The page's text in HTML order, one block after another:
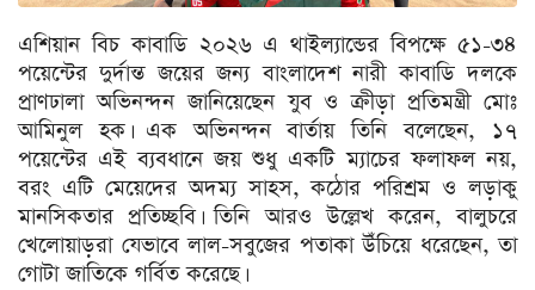
এশিয়ান বিচ কাবাডি ২০২৬ এ থাইল্যান্ডের বিপক্ষে ৫১-৩৪
পয়েন্টের দুর্দান্ত জয়ের জন্য বাংলাদেশ নারী কাবাডি দলকে
প্রাণঢালা অভিনন্দন জানিয়েছেন যুব ও ক্রীড়া প্রতিমন্ত্রী মোঃ
আমিনুল হক। এক অভিনন্দন বার্তায় তিনি বলেছেন, ১৭
পয়েন্টের এই ব্যবধানে জয় শুধু একটি ম্যাচের ফলাফল নয়,
বরং এটি মেয়েদের অদম্য সাহস, কঠোর পরিশ্রম ও লড়াকু
মানসিকতার প্রতিচ্ছবি। তিনি আরও উল্লেখ করেন, বালুচরে
খেলোয়াড়রা যেভাবে লাল-সবুজের পতাকা উঁচিয়ে ধরেছেন, তা
গোটা জাতিকে গর্বিত করেছে।